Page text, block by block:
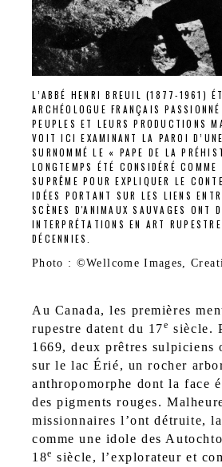
L’ABBÉ HENRI BREUIL (1877-1961)
ARCHÉOLOGUE FRANÇAIS
PEUPLES ET LEURS PRODUCTIONS
VOIT ICI EXAMINANT LA PAROI D’UNE
SURNOMMÉ LE « PAPE DE LA
LONGTEMPS ÉTÉ CONSIDÉRÉ COMME
SUPRÊME POUR EXPLIQUER LE
IDÉES PORTANT SUR LES LIENS
SCÈNES D'ANIMAUX SAUVAGES ONT
INTERPRÉTATIONS EN ART
DÉCENNIES.
Photo : ©Wellcome Images,
Au Canada, les premières
rupestre datent du 17e siècle.
1669, deux prêtres sulpiciens
sur le lac Érié, un rocher
anthropomorphe dont la face
des pigments rouges.
missionnaires l’ont détruite,
comme une idole des
18e siècle, l’explorateur et